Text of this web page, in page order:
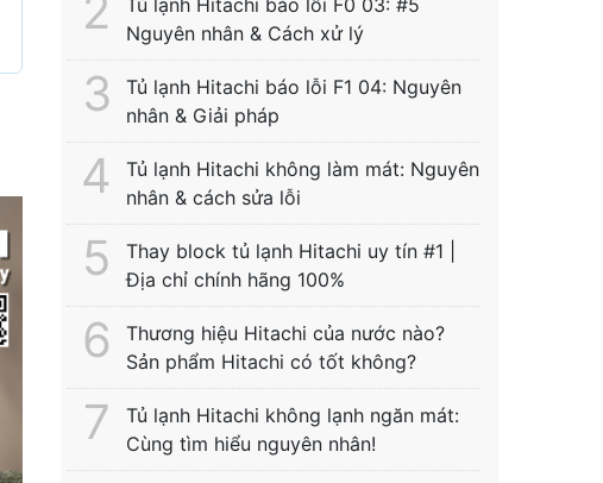
Nguyên nhân & Cách xử lý
Tủ lạnh Hitachi báo lỗi F1 04: Nguyên
nhân & Giải pháp
Tủ lạnh Hitachi không làm mát: Nguyên
nhân & cách sửa lỗi
Thay block tủ lạnh Hitachi uy tín #1 |
Địa chỉ chính hãng 100%
Thương hiệu Hitachi của nước nào?
Sản phẩm Hitachi có tốt không?
Tủ lạnh Hitachi không lạnh ngăn mát:
Cùng tìm hiểu nguyên nhân!